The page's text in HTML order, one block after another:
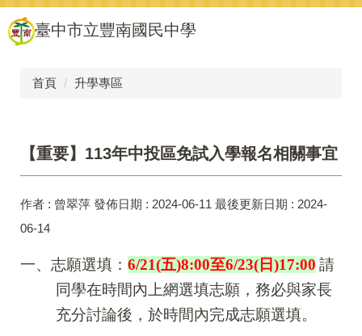
跳
到
主
臺中市立豐南國民中學
首頁 升學專區
【重要】113年中投區免試入學報名相關事宜
作者 : 曾翠萍 發佈日期 : 2024-06-11 最後更新日期 : 2024-
06-14
一、志願選填： 6/21(五)8:00至6/23(日)17:00 請
同學在時間內上網選填志願，務必與家長
充分討論後，於時間內完成志願選填。